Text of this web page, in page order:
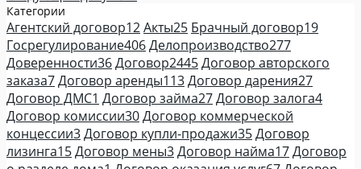
Категории
Агентский договор12Акты25 Брачный договор19
Госрегулирование406Делопроизводство277
Доверенности36Договор2445Договор авторского
заказа7Договор аренды113Договор дарения27
Договор ДМС1 Договор займа27Договор залога4
Договор комиссии30Договор коммерческой
концессии3Договор купли-продажи35Договор
лизинга15Договор мены3Договор найма17Договор